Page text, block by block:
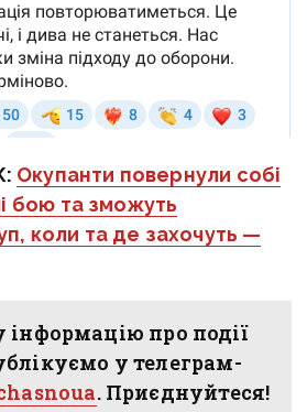
Окупанти повернули собі
бою та зможуть
коли та де захочуть —
про події
у телеграм-
. Приєднуйтеся!